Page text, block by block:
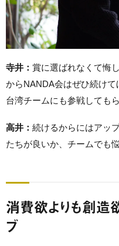
寺井： 賞に選ばれなくて悔
からNANDA会はぜひ続けて
台湾チームにも参戦してもら
高井： 続けるからにはアッ
たちが良いか、チームでも
消費欲よりも創造
ブ